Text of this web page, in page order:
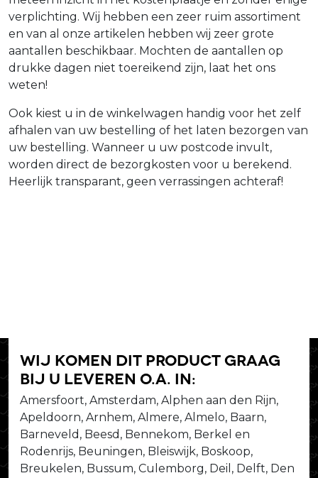
verplichting. Wij hebben een zeer ruim assortiment
en van al onze artikelen hebben wij zeer grote
aantallen beschikbaar. Mochten de aantallen op
drukke dagen niet toereikend zijn, laat het ons
weten!
Ook kiest u in de winkelwagen handig voor het zelf
afhalen van uw bestelling of het laten bezorgen van
uw bestelling. Wanneer u uw postcode invult,
worden direct de bezorgkosten voor u berekend.
Heerlijk transparant, geen verrassingen achteraf!
Wij komen dit product graag
bij u leveren o.a. in:
Amersfoort, Amsterdam, Alphen aan den Rijn,
Apeldoorn, Arnhem, Almere, Almelo, Baarn,
Barneveld, Beesd, Bennekom, Berkel en
Rodenrijs, Beuningen, Bleiswijk, Boskoop,
Breukelen, Bussum, Culemborg, Deil, Delft, Den